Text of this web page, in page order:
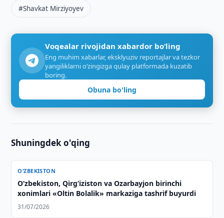
#Shavkat Mirziyoyev
Voqealar rivojidan xabardor bo‘ling
Eng muhim xabarlar, eksklyuziv reportajlar va tezkor
yangiliklarni o‘zingizga qulay platformada kuzatib
boring.
Obuna bo'ling
Shuningdek o'qing
O‘ZBEKISTON
O‘zbekiston, Qirg‘iziston va Ozarbayjon birinchi
xonimlari «Oltin Bolalik» markaziga tashrif buyurdi
31/07/2026